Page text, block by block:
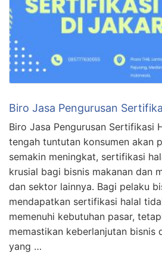
Biro Jasa Pengurusan
Biro Jasa Pengurusan Sertifikasi
tengah tuntutan konsumen akan
semakin meningkat, sertifikasi
krusial bagi bisnis makanan dan
dan sektor lainnya. Bagi pelaku
mendapatkan sertifikasi halal
memenuhi kebutuhan pasar,
memastikan keberlanjutan bisnis
yang …